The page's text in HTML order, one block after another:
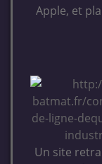
Apple, et
Un site